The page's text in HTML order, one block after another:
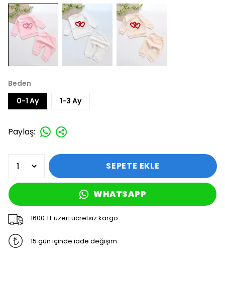
Beden
0-1 Ay
1-3 Ay
Paylaş:
SEPETE EKLE
WHATSAPP
1600 TL üzeri ücretsiz kargo
15 gün içinde iade değişim